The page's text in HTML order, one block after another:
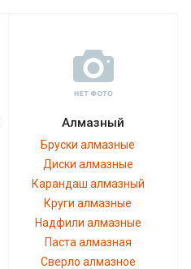
Алмазный
Бруски алмазные
Диски алмазные
Карандаш алмазный
Круги алмазные
Надфили алмазные
Паста алмазная
Сверло алмазное